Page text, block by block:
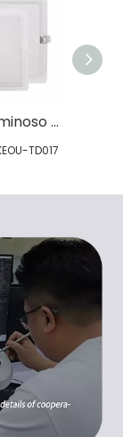
Suqare luminoso a fondo concavo ha condotto la luce verso il basso
TD017